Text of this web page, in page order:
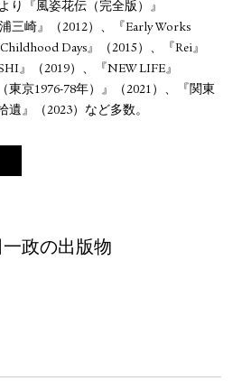
り『風姿花伝（完全版）』
三崎』（2012）、『Early Works
Days』（2015）、『Rei』
』（2019）、『NEW LIFE』
東京1976-78年）』（2021）、『関東
遺』（2023）など多数。
政の出版物